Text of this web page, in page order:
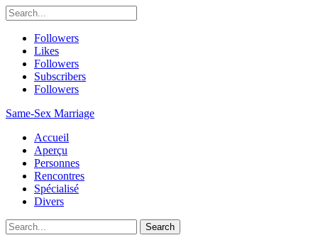
Followers
Likes
Followers
Subscribers
Followers
Same-Sex Marriage
Accueil
Aperçu
Personnes
Rencontres
Spécialisé
Divers